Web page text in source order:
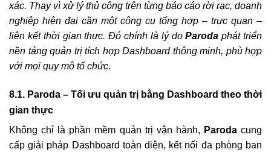
xác. Thay vì xử lý thủ công trên từng báo cáo rời rạc, doanh
nghiệp hiện đại cần một công cụ tổng hợp – trực quan –
liên kết thời gian thực. Đó chính là lý doParoda phát triển
nền tảng quản trị tích hợp Dashboard thông minh, phù hợp
với mọi quy mô tổ chức.
8.1. Paroda – Tối ưu quản trị bằng Dashboard theo thời
gian thực
Không chỉ là phần mềm quản trị vận hành, Parodacung
cấp giải pháp Dashboard toàn diện, kết nối đa phòng ban